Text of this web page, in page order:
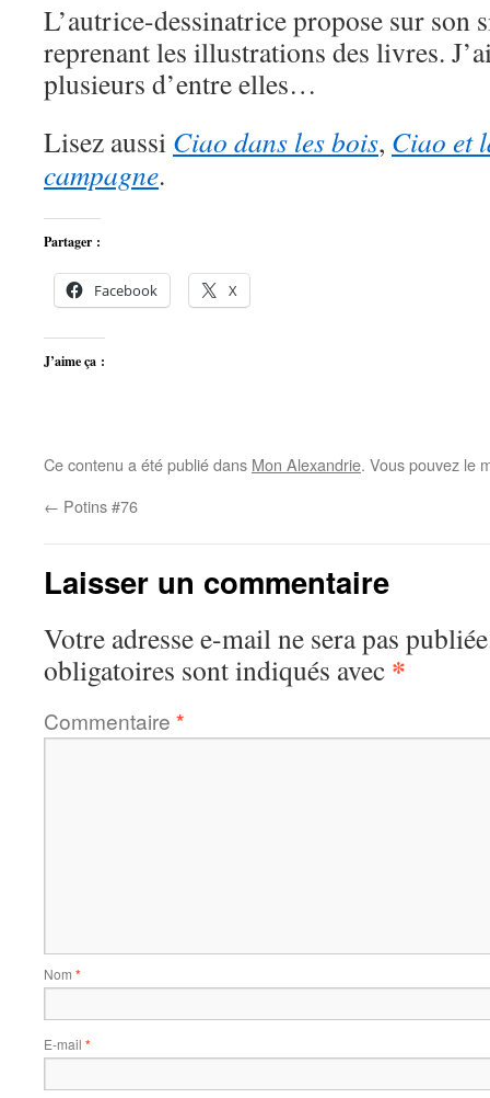
L’autrice-dessinatrice propose sur son
reprenant les illustrations des livres.
plusieurs d’entre elles…
Lisez aussi Ciao dans les bois, Ciao et
campagne.
Partager :
Facebook X
J’aime ça :
Ce contenu a été publié dans Mon Alexandrie. Vous pouvez le
← Potins #76
Laisser un commentaire
Votre adresse e-mail ne sera pas
obligatoires sont indiqués avec *
Commentaire *
Nom *
E-mail *